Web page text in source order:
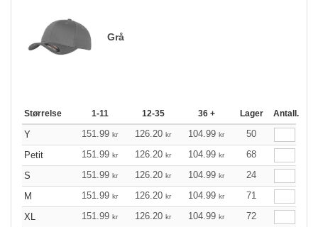
Grå
Størrelse 1-11 12-35 36 + Lager Antall.
Y 151.99 kr 126.20 kr 104.99 kr
50
Petit
151.99 kr 126.20 kr 104.99 kr
68
S
151.99 kr 126.20 kr 104.99 kr
24
M
151.99 kr 126.20 kr 104.99 kr
71
XL
151.99 kr 126.20 kr 104.99 kr
72